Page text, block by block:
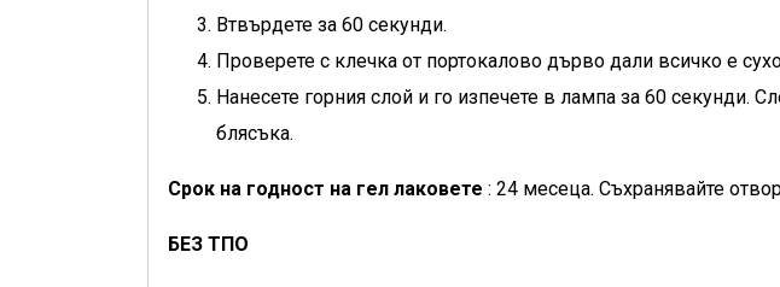
Втвърдете за 60 секунди.
Проверете с клечка от портокалово дърво дали всичко е
Нанесете горния слой и го изпечете в лампа за 60 секунди.
блясъка.
Срок на годност на гел лаковете : 24 месеца. Съхранявайте
БЕЗ ТПО